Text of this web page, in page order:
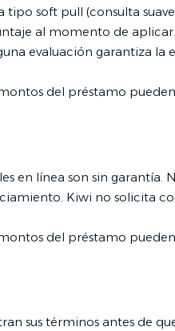
tipo soft pull (consulta
al momento de
evaluación garantiza la
del préstamo pueden
en línea son sin garantía.
Kiwi no solicita
del préstamo pueden
sus términos antes de